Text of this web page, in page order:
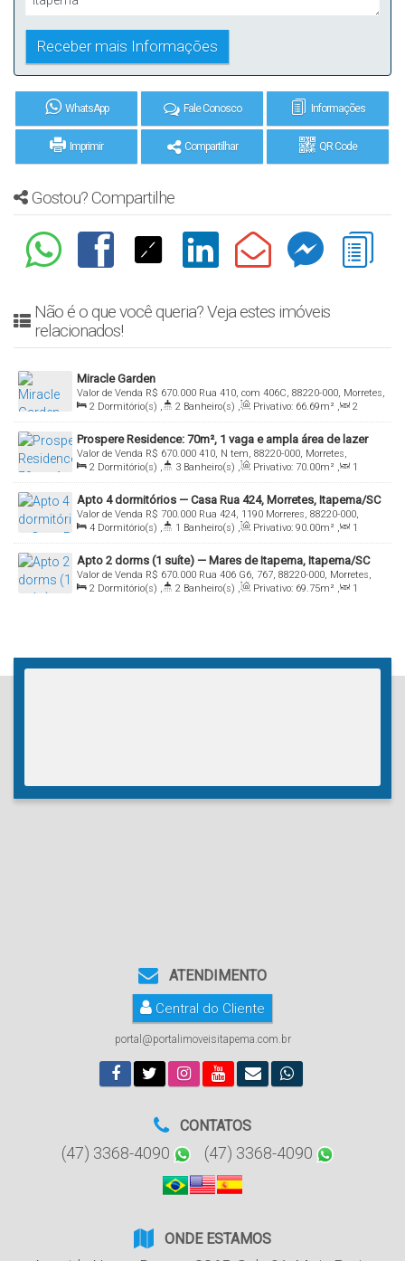
WhatsApp Fale Conosco Informações
Imprimir Compartilhar QR Code
Gostou? Compartilhe
Não é o que você queria? Veja estes imóveis
relacionados!
Miracle Garden
R$ 670.000
Valor de Venda
Rua 410, com 406C, 88220-000, Morretes,
Itapema, Santa Catarina, Brasil
2 Dormitório(s) , 2 Banheiro(s) , Privativo: 66.69m² ,
2
Sala(s) , 1 Vaga(s)
Prospere Residence: 70m², 1 vaga e ampla área de lazer
com pagamento facilitado em Itapema/SC
R$ 670.000
Valor de Venda
410, N tem, 88220-000, Morretes,
Itapema, Santa Catarina, Brasil
2 Dormitório(s) , 3 Banheiro(s) , Privativo: 70.00m² ,
1
Sala(s) , 2 Suíte(s) , Total: 70.00m²
Apto 4 dormitórios — Casa Rua 424, Morretes, Itapema/SC
R$ 700.000
Valor de Venda
Rua 424, 1190 Morreres, 88220-000,
Morretes, Itapema, Santa Catarina, Brasil
4 Dormitório(s) , 1 Banheiro(s) , Privativo: 90.00m² ,
1
Sala(s) , Total: 200.00m² , 2 Vaga(s)
Apto 2 dorms (1 suíte) — Mares de Itapema, Itapema/SC
R$ 670.000
Valor de Venda
Rua 406 G6, 767, 88220-000, Morretes,
Itapema, Santa Catarina, Brasil
2 Dormitório(s) , 2 Banheiro(s) , Privativo: 69.75m² ,
1
ATENDIMENTO
Central do Cliente
portal@portalimoveisitapema.com.br
CONTATOS
(47) 3368-4090 (47) 3368-4090
ONDE ESTAMOS